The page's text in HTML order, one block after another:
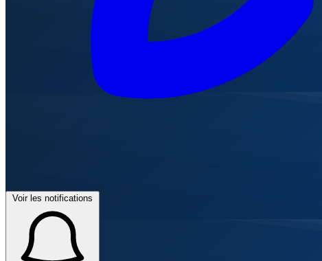
Voir les notifications